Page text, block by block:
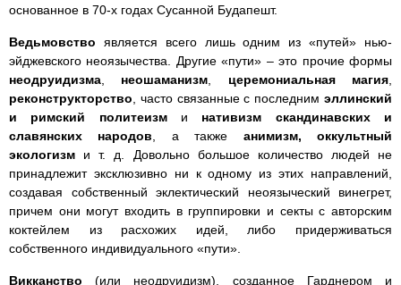
основанное в 70-х годах Сусанной Будапешт.
Ведьмовство является всего лишь одним из «путей» нью-
эйджевского неоязычества. Другие «пути» – это прочие формы
неодруидизма
неошаманизм церемониальная магия
реконструкторство , часто связанные с последним эллинский
и римский политеизми нативизм скандинавских и
славянских народов , а также анимизм, оккультный
экологизм и т. д. Довольно большое количество людей не
принадлежит эксклюзивно ни к одному из этих направлений,
создавая собственный эклектический неоязыческий винегрет,
причем они могут входить в группировки и секты с авторским
коктейлем из расхожих идей, либо придерживаться
собственного индивидуального «пути».
Викканство (или неодруидизм), созданное Гарднером и